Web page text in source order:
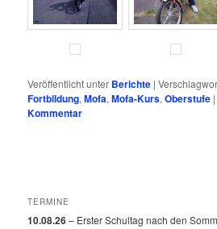
Veröffentlicht unter Berichte |
Fortbildung,Mofa,Mofa-Kurs,Oberstufe
Kommentar
TERMINE
10.08.26– Erster Schultag nach den